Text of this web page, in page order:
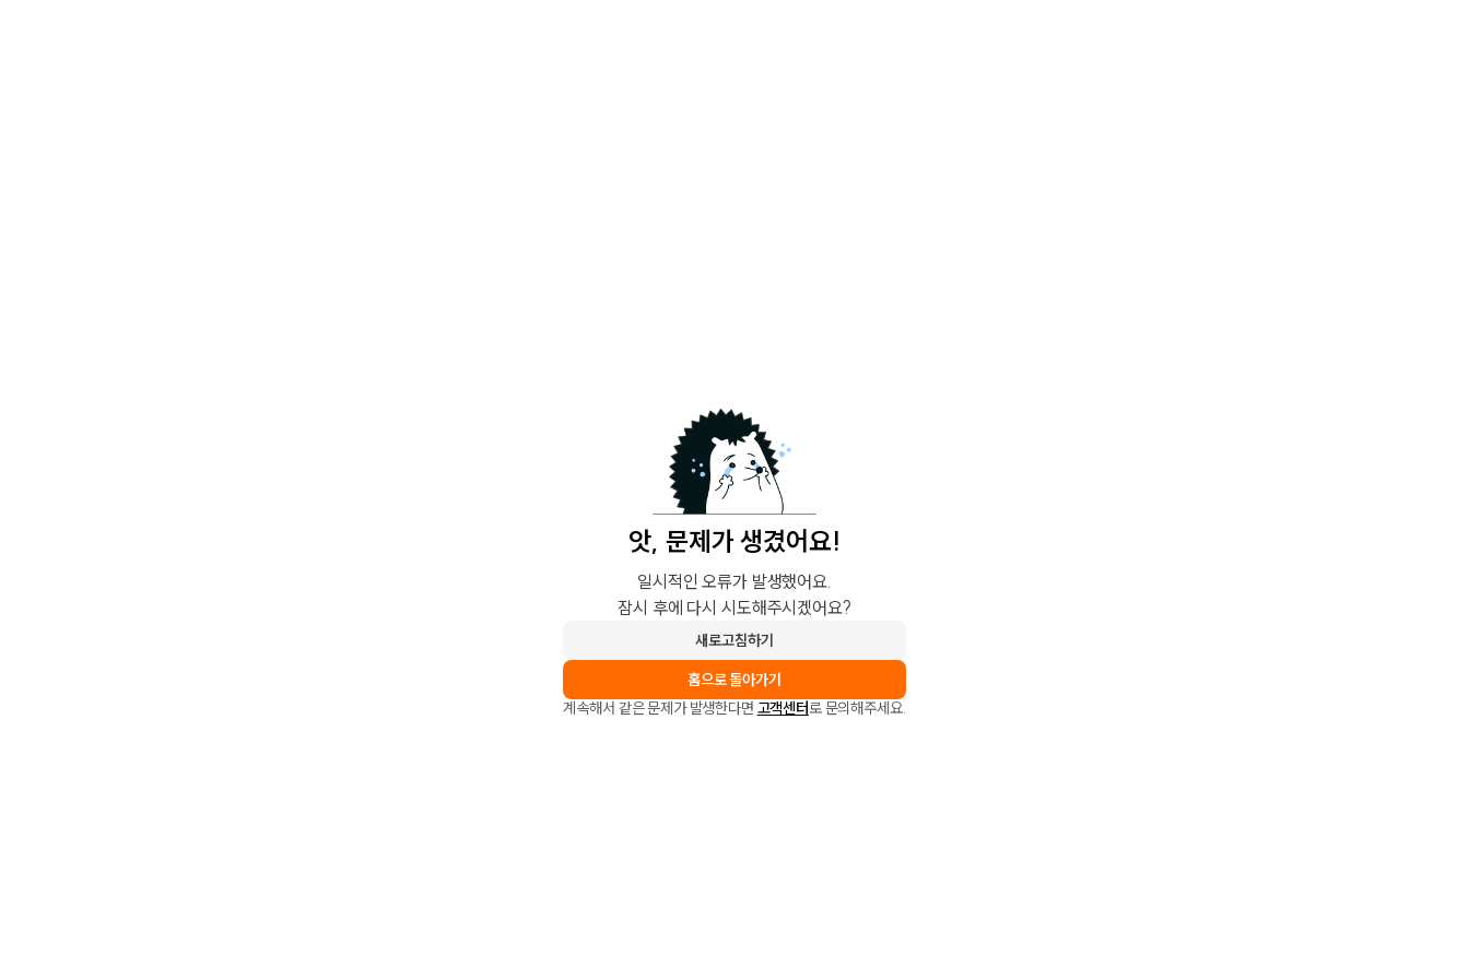
앗, 문제가 생겼어요!
일시적인 오류가 발생했어요.
잠시 후에 다시 시도해주시겠어요?
새로고침하기
홈으로 돌아가기
계속해서 같은 문제가 발생한다면 고객센터로 문의해주세요.